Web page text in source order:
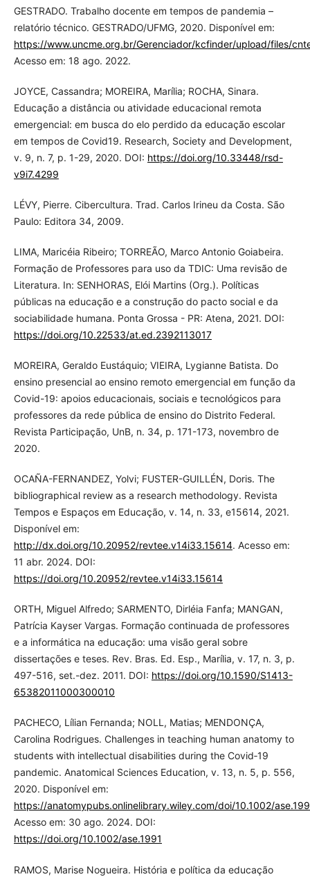
GESTRADO. Trabalho docente em tempos de pandemia –
relatório técnico. GESTRADO/UFMG, 2020. Disponível em:
https://www.uncme.org.br/Gerenciador/kcfinder/upload/files/
Acesso em: 18 ago. 2022.
JOYCE, Cassandra; MOREIRA, Marília; ROCHA, Sinara.
Educação a distância ou atividade educacional remota
emergencial: em busca do elo perdido da educação escolar
em tempos de Covid19. Research, Society and Development,
v. 9, n. 7, p. 1-29, 2020. DOI: https://doi.org/10.33448/rsd-
v9i7.4299
LÉVY, Pierre. Cibercultura. Trad. Carlos Irineu da Costa. São
Paulo: Editora 34, 2009.
LIMA, Maricéia Ribeiro; TORREÃO, Marco Antonio Goiabeira.
Formação de Professores para uso da TDIC: Uma revisão de
Literatura. In: SENHORAS, Elói Martins (Org.). Políticas
públicas na educação e a construção do pacto social e da
sociabilidade humana. Ponta Grossa - PR: Atena, 2021. DOI:
https://doi.org/10.22533/at.ed.2392113017
MOREIRA, Geraldo Eustáquio; VIEIRA, Lygianne Batista. Do
ensino presencial ao ensino remoto emergencial em função da
Covid-19: apoios educacionais, sociais e tecnológicos para
professores da rede pública de ensino do Distrito Federal.
Revista Participação, UnB, n. 34, p. 171-173, novembro de
2020.
OCAÑA-FERNANDEZ, Yolvi; FUSTER-GUILLÉN, Doris. The
bibliographical review as a research methodology. Revista
Tempos e Espaços em Educação, v. 14, n. 33, e15614, 2021.
Disponível em:
http://dx.doi.org/10.20952/revtee.v14i33.15614. Acesso em:
11 abr. 2024. DOI:
https://doi.org/10.20952/revtee.v14i33.15614
ORTH, Miguel Alfredo; SARMENTO, Dirléia Fanfa; MANGAN,
Patrícia Kayser Vargas. Formação continuada de professores
e a informática na educação: uma visão geral sobre
dissertações e teses. Rev. Bras. Ed. Esp., Marília, v. 17, n. 3, p.
497-516, set.-dez. 2011. DOI: https://doi.org/10.1590/S1413-
65382011000300010
PACHECO, Lílian Fernanda; NOLL, Matias; MENDONÇA,
Carolina Rodrigues. Challenges in teaching human anatomy to
students with intellectual disabilities during the Covid‐19
pandemic. Anatomical Sciences Education, v. 13, n. 5, p. 556,
2020. Disponível em:
https://anatomypubs.onlinelibrary.wiley.com/doi/10.1002/
Acesso em: 30 ago. 2024. DOI:
https://doi.org/10.1002/ase.1991
RAMOS, Marise Nogueira. História e política da educação